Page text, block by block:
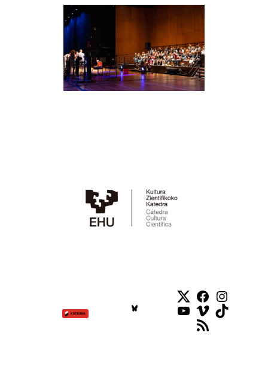
Twitter
Facebook
YouTube
VimeoTikTok
RSS Feed